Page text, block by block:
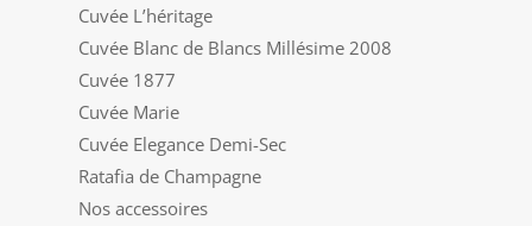
Cuvée L’héritage
Cuvée Blanc de Blancs Millésime 2008
Cuvée 1877
Cuvée Marie
Cuvée Elegance Demi-Sec
Ratafia de Champagne
Nos accessoires